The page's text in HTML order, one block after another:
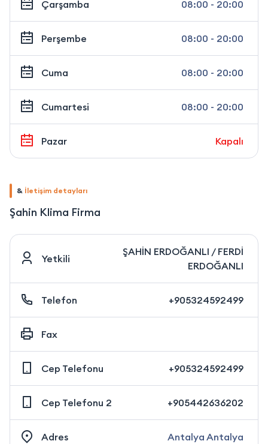
Çarşamba 08:00 - 20:00
Perşembe 08:00 - 20:00
Cuma 08:00 - 20:00
Cumartesi 08:00 - 20:00
Pazar Kapalı
& İletişim detayları
Şahin Klima Firma
Yetkili
ŞAHİN ERDOĞANLI / FERDİ
ERDOĞANLI
Telefon +905324592499
Fax
Cep Telefonu +905324592499
Cep Telefonu 2 +905442636202
Adres Antalya Antalya